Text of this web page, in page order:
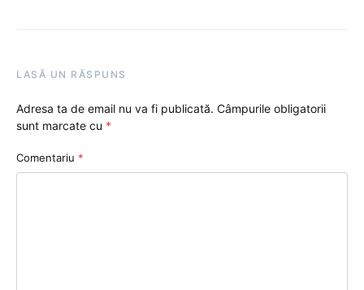
LASĂ UN RĂSPUNS
Adresa ta de email nu va fi publicată. Câmpurile obligatorii
sunt marcate cu *
Comentariu *